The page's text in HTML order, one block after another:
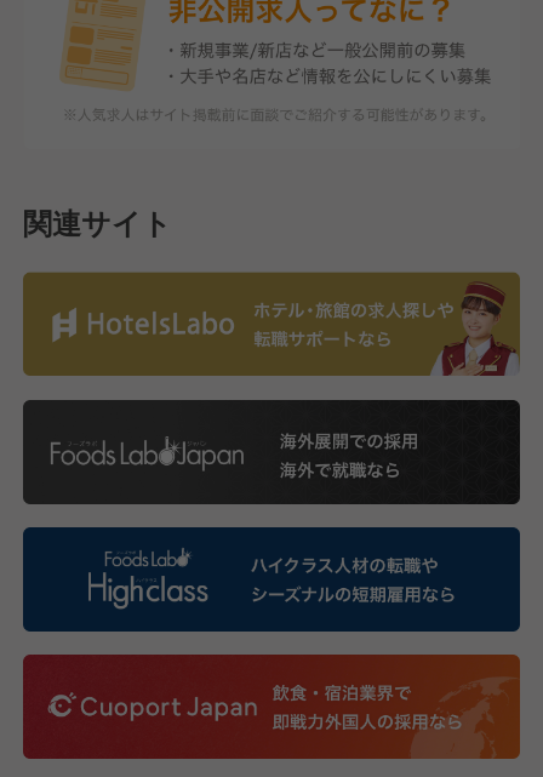
関連サイト